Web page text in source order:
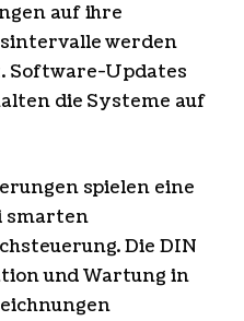
auf ihre
werden
Software-Updates
die Systeme auf
spielen eine
smarten
Die DIN
und Wartung in